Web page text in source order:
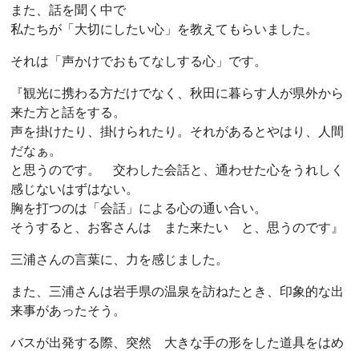
また、話を聞く中で
私たちが「大切にしたい心」を教えてもらいました。
それは「声かけでおもてなしする心」です。
『観光に携わる方だけでなく、秋田に暮らす人が県外から
来た方と話をする。
声を掛けたり、掛けられたり。それがあるとやはり、人間
だなぁ。
と思うのです。 交わした会話と、通わせた心をうれしく
感じないはずはない。
胸を打つのは「会話」による心の通い合い。
そうすると、お客さんは また来たい と、思うのです』
三浦さんの言葉に、力を感じました。
また、三浦さんは岩手県の温泉を訪ねたとき、印象的な出
来事があったそう。
バスが出発する際、突然 大きな手の形をした道具をはめ